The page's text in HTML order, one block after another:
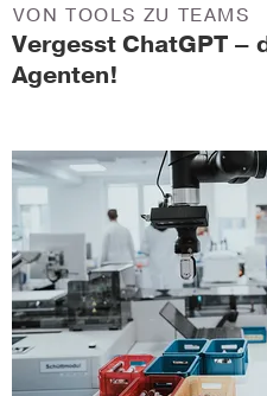
Vergesst ChatGPT –
Agenten!
VON TOOLS ZU TEAMS